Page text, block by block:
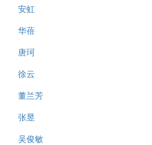
安虹
华蓓
唐珂
徐云
董兰芳
张昱
吴俊敏